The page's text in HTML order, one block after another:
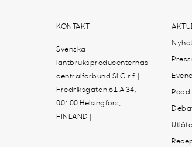
KONTAKT
Svenska
lantbruksproducenternas
centralförbund SLC r.f. |
Fredriksgatan 61 A 34,
00100 Helsingfors,
FINLAND |